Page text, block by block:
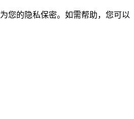
您的隐私保密。如需帮助，您可以